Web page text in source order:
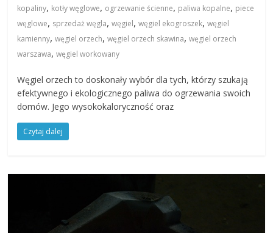
kopaliny, kotły węglowe, ogrzewanie ścienne, paliwa kopalne, piece
węglowe, sprzedaż węgla,węgiel,węgiel ekogroszek,węgiel
kamienny,węgiel orzech,węgiel orzech skawina,węgiel orzech
warszawa,węgiel workowany
Węgiel orzech to doskonały wybór dla tych, którzy szukają
efektywnego i ekologicznego paliwa do ogrzewania swoich
domów. Jego wysokokaloryczność oraz
Czytaj dalej